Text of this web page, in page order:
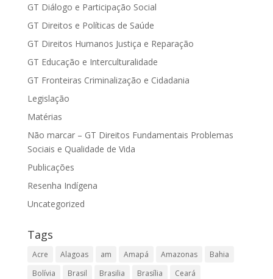
GT Diálogo e Participação Social
GT Direitos e Políticas de Saúde
GT Direitos Humanos Justiça e Reparação
GT Educação e Interculturalidade
GT Fronteiras Criminalização e Cidadania
Legislação
Matérias
Não marcar – GT Direitos Fundamentais Problemas
Sociais e Qualidade de Vida
Publicações
Resenha Indígena
Uncategorized
Tags
Acre Alagoas am Amapá Amazonas
Bahia
Bolívia
Brasil Brasilia Brasília
Ceará